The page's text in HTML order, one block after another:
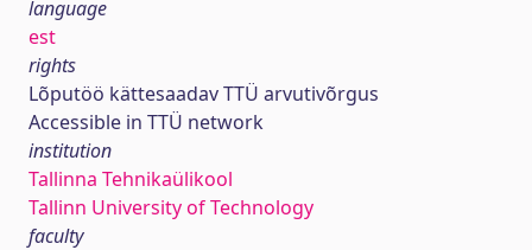
language
est
rights
Lõputöö kättesaadav TTÜ arvutivõrgus
Accessible in TTÜ network
institution
Tallinna Tehnikaülikool
Tallinn University of Technology
faculty